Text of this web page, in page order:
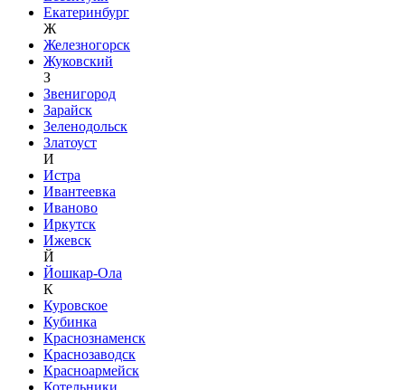
Екатеринбург
Ж
Железногорск
Жуковский
З
Звенигород
Зарайск
Зеленодольск
Златоуст
И
Истра
Ивантеевка
Иваново
Иркутск
Ижевск
Й
Йошкар-Ола
К
Куровское
Кубинка
Краснознаменск
Краснозаводск
Красноармейск
Котельники